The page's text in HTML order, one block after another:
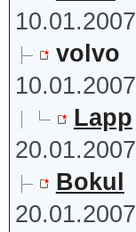
volvo
Lapp
Bokul